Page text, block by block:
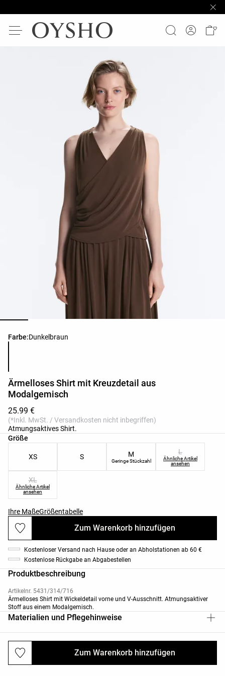
Farbe:Dunkelbraun
Produktfarbliste
Ärmelloses Shirt mit Kreuzdetail aus
Modalgemisch
25.99 €
(*Inkl. MwSt. / Versandkosten nicht inbegriffen)
Atmungsaktives Shirt.
Größe
Produktgrößenliste
XS S M
Geringe Stückzahl
L
Ähnliche Artikel
ansehen
XL
Ähnliche Artikel
ansehen
Ihre MaßeGrößentabelle
Zum Warenkorb hinzufügen
Zum Warenkorb hinzufügen
Kostenloser Versand nach Hause oder an Abholstationen ab 60 €
Kostenlose Rückgabe an Abgabestellen
Produktbeschreibung
Artikelnr. 5431/314/716
Ärmelloses Shirt mit Wickeldetail vorne und V-Ausschnitt. Atmungsaktiver
Stoff aus einem Modalgemisch.
Materialien und Pflegehinweise
Versand und Rücksendungen